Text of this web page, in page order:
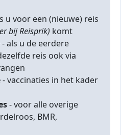
u voor een (nieuwe) reis
bij Reisprik) komt
- als u de eerdere
reis ook via
- vaccinaties in het kader
- voor alle overige
BMR,